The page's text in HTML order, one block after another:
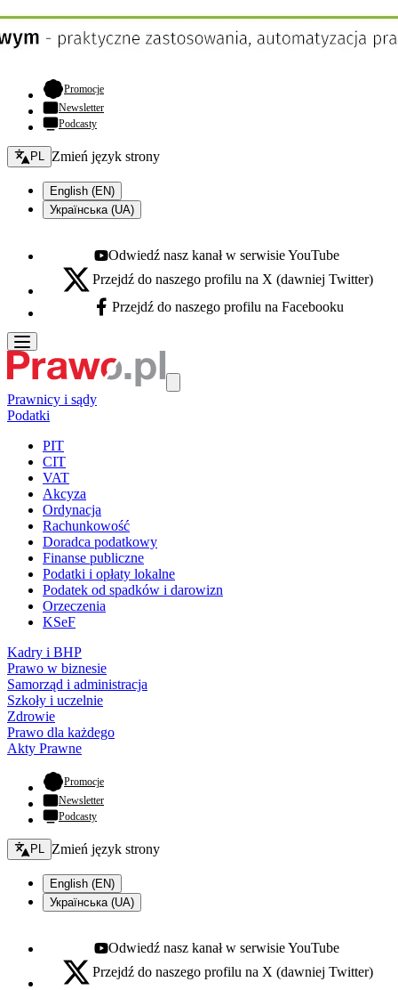
Promocje- otwiera się w nowej karcie
Newsletter
Podcasty
Zmień język - bieżący:
PL Zmień język strony
English (EN)
Українська (UA)
Youtube - otwiera się w nowej karcie
Odwiedź nasz kanał w serwisie YouTube
X - otwiera się w nowej karcie
Przejdź do naszego profilu na X (dawniej Twitter)
Facebook - otwiera się w nowej karcie
Przejdź do naszego profilu na Facebooku
Prawnicy i sądy
Podatki
PIT
CIT
VAT
Akcyza
Ordynacja
Rachunkowość
Doradca podatkowy
Finanse publiczne
Podatki i opłaty lokalne
Podatek od spadków i darowizn
Orzeczenia
KSeF
Kadry i BHP
Prawo w biznesie
Samorząd i administracja
Szkoły i uczelnie
Zdrowie
Prawo dla każdego
Akty Prawne
Promocje- otwiera się w nowej karcie
Newsletter
Podcasty
Zmień język - bieżący:
PL Zmień język strony
English (EN)
Українська (UA)
Youtube - otwiera się w nowej karcie
Odwiedź nasz kanał w serwisie YouTube
X - otwiera się w nowej karcie
Przejdź do naszego profilu na X (dawniej Twitter)